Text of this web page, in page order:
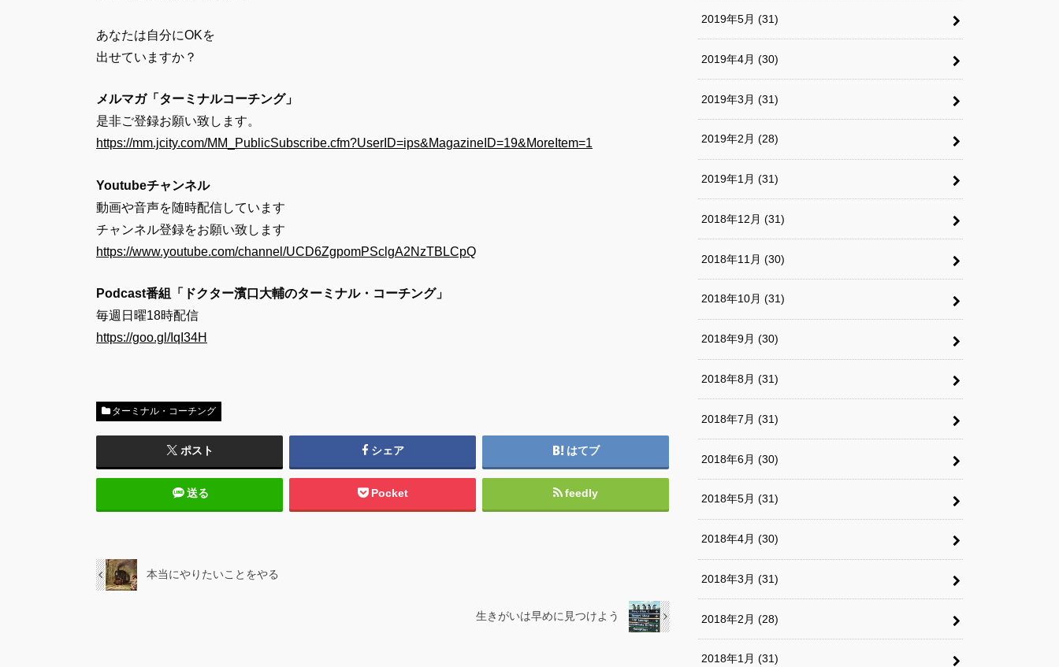
あなたは自分にOKを
出せていますか？
メルマガ「ターミナルコーチング」
是非ご登録お願い致します。
https://mm.jcity.com/MM_PublicSubscribe.cfm?UserID=ips&MagazineID=19&MoreItem=1
Youtubeチャンネル
動画や音声を随時配信しています
チャンネル登録をお願い致します
https://www.youtube.com/channel/UCD6ZgpomPSclgA2NzTBLCpQ
Podcast番組「ドクター濱口大輔のターミナル・コーチング」
毎週日曜18時配信
https://goo.gl/IqI34H
ターミナル・コーチング
ポスト シェア はてブ
送る Pocket feedly
本当にやりたいことをやる
生きがいは早めに見つけよう
2019年5月 (31)
2019年4月 (30)
2019年3月 (31)
2019年2月 (28)
2019年1月 (31)
2018年12月 (31)
2018年11月 (30)
2018年10月 (31)
2018年9月 (30)
2018年8月 (31)
2018年7月 (31)
2018年6月 (30)
2018年5月 (31)
2018年4月 (30)
2018年3月 (31)
2018年2月 (28)
2018年1月 (31)